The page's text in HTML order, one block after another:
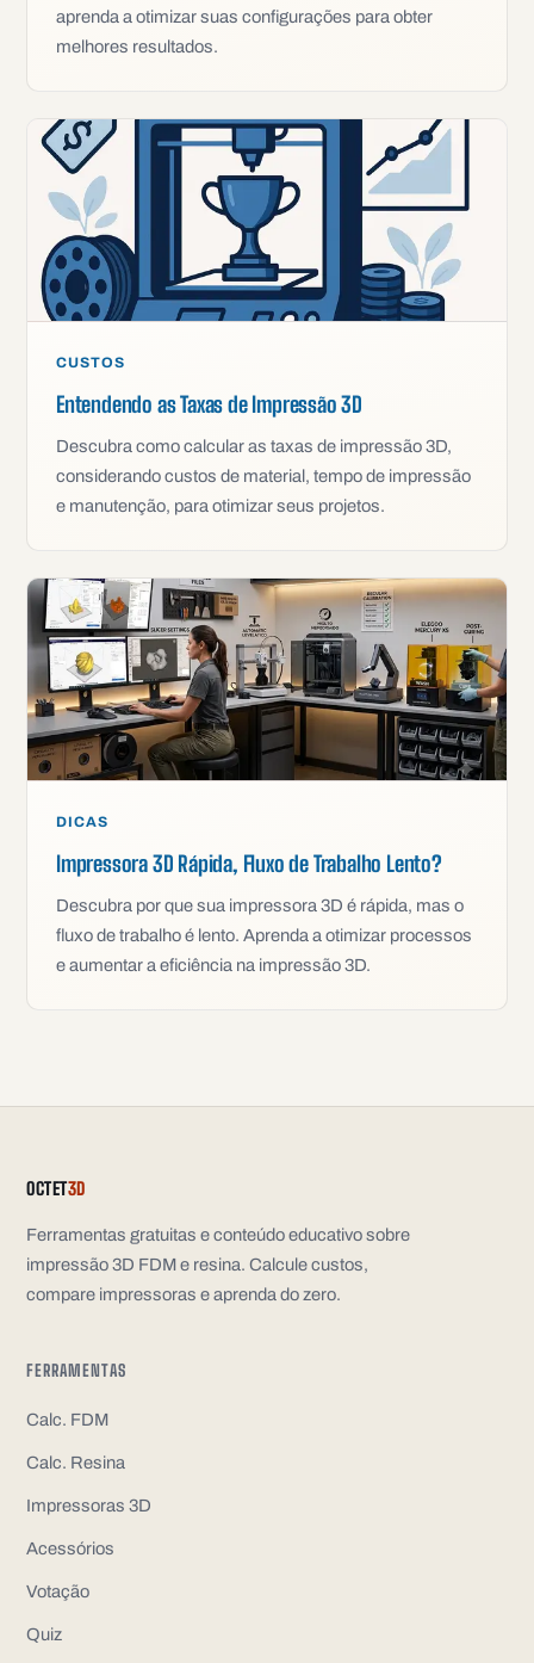
aprenda a otimizar suas configurações para obter
melhores resultados.
CUSTOS
Entendendo as Taxas de Impressão 3D
Descubra como calcular as taxas de impressão 3D,
considerando custos de material, tempo de impressão
e manutenção, para otimizar seus projetos.
DICAS
Impressora 3D Rápida, Fluxo de Trabalho Lento?
Descubra por que sua impressora 3D é rápida, mas o
fluxo de trabalho é lento. Aprenda a otimizar processos
e aumentar a eficiência na impressão 3D.
OCTET3D
Ferramentas gratuitas e conteúdo educativo sobre
impressão 3D FDM e resina. Calcule custos,
compare impressoras e aprenda do zero.
FERRAMENTAS
Calc. FDM
Calc. Resina
Impressoras 3D
Acessórios
Votação
Quiz